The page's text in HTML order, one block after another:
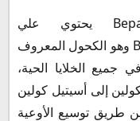
بيبانثين صيدلي كريم Bepanthen يحتوي علي
ديكسبانثينول وهو مشتق من فيتامين B5 وهو الكحول المعروف
جميع الخلايا الحية،
إلى أسيتيل كولين
طريق توسيع الأوعية